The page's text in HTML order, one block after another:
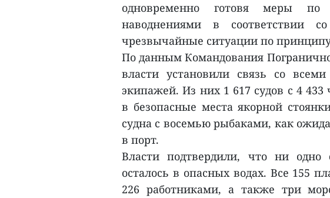
одновременно готовя меры
наводнениями в соответствии
чрезвычайные ситуации по
По данным Командования
власти установили связь со
экипажей. Из них 1 617 судов с 4
в безопасные места якорной
судна с восемью рыбаками, как
в порт.
Власти подтвердили, что ни
осталось в опасных водах. Все 155
226 работниками, а также три